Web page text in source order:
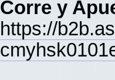
Corre y
https://